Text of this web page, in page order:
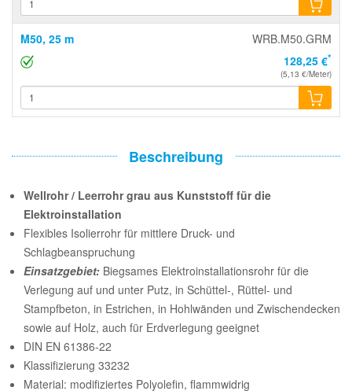
M50, 25 m
WRB.M50.GRM
128,25 €*
(5,13 €/Meter)
Beschreibung
Wellrohr / Leerrohr grau aus Kunststoff für die
Elektroinstallation
Flexibles Isolierrohr für mittlere Druck- und
Schlagbeanspruchung
Einsatzgebiet: Biegsames Elektroinstallationsrohr für die
Verlegung auf und unter Putz, in Schüttel-, Rüttel- und
Stampfbeton, in Estrichen, in Hohlwänden und Zwischendecken
sowie auf Holz, auch für Erdverlegung geeignet
DIN EN 61386-22
Klassifizierung 33232
Material: modifiziertes Polyolefin, flammwidrig